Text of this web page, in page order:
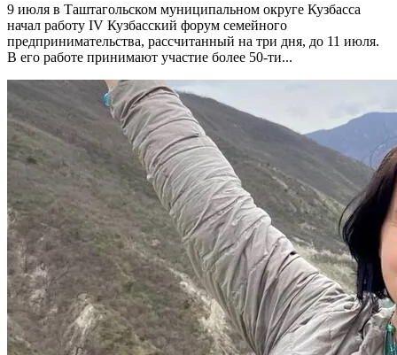
9 июля в Таштагольском муниципальном округе Кузбасса
начал работу IV Кузбасский форум семейного
предпринимательства, рассчитанный на три дня, до 11 июля.
В его работе принимают участие более 50-ти...